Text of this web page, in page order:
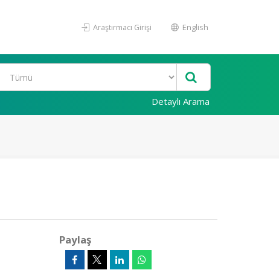
Araştırmacı Girişi English
Detaylı Arama
Paylaş